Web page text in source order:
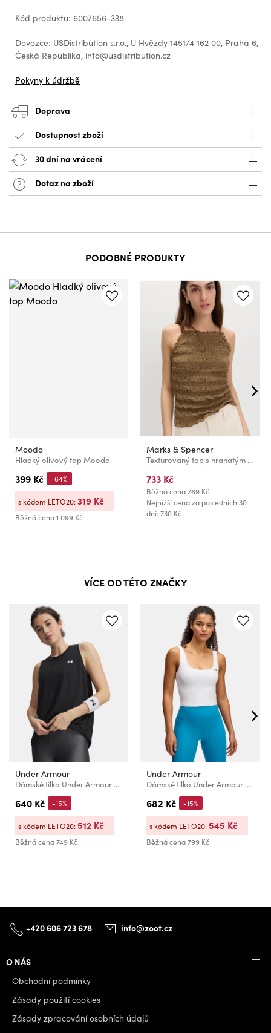
Kód produktu: 6007656-338
Dovozce: USDistribution s.r.o., U Hvězdy 1451/4 162 00, Praha 6,
Česká Republika, info@usdistribution.cz
Pokyny k údržbě
Doprava
Dostupnost zboží
30 dní na vrácení
Dotaz na zboží
PODOBNÉ PRODUKTY
Moodo
Hladký olivový top Moodo
399 Kč
Běžná cena1 099 Kč
-64%
s kódem LETO20:319 Kč
Marks & Spencer
Texturovaný top s hranatým výstřihem a bohatou bavlnou Marks & Spencer zelená
733 Kč
Běžná cena769 Kč
Nejnižší cena za posledních 30
dní: 730 Kč
VÍCE OD TÉTO ZNAČKY
Under Armour
Dámské tílko Under Armour Tech Tank Solid
640 Kč
Běžná cena749 Kč
-15%
s kódem LETO20:512 Kč
Under Armour
Dámské tílko Under Armour Motion Tank EMEA
682 Kč
Běžná cena799 Kč
-15%
s kódem LETO20:545 Kč
+420 606 723 678 info@zoot.cz
O NÁS
Obchodní podmínky
Zásady použití cookies
Zásady zpracování osobních údajů